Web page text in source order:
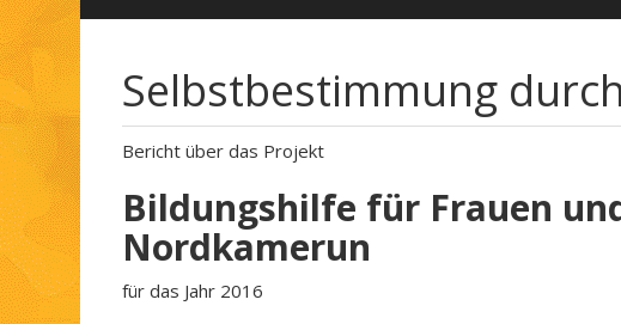
Selbstbestimmung
Bericht über das Projekt
Bildungshilfe für Frauen
Nordkamerun
für das Jahr 2016